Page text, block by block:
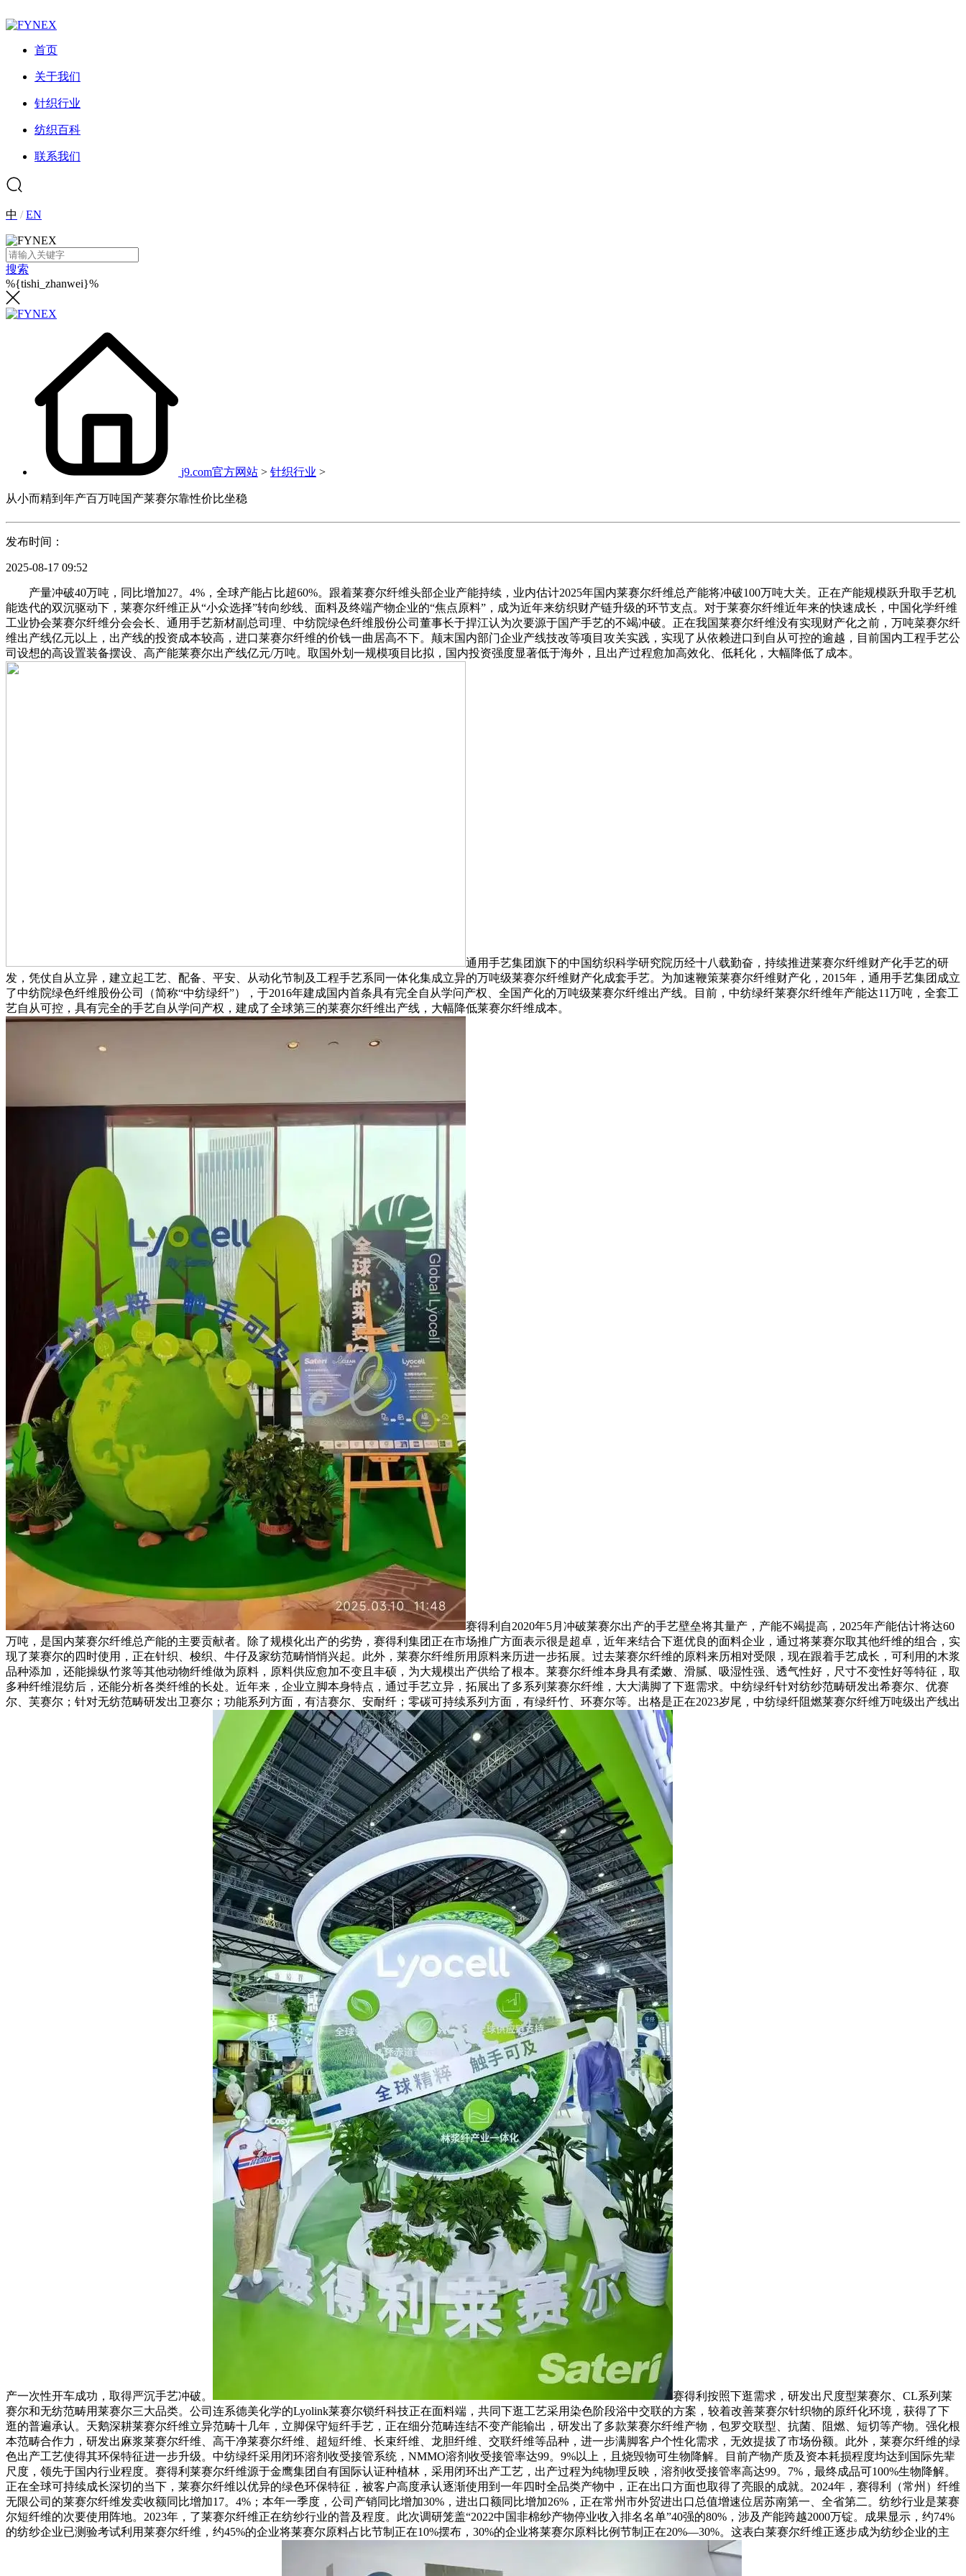
首页
关于我们
针织行业
纺织百科
联系我们
中 /EN
搜索
%{tishi_zhanwei}%
j9.com官方网站 > 针织行业 >
从小而精到年产百万吨国产莱赛尔靠性价比坐稳
发布时间：
2025-08-17 09:52
产量冲破40万吨，同比增加27。4%，全球产能占比超60%。跟着莱赛尔纤维头部企业产能持续，业内估计2025年国内莱赛尔纤维总产能将冲破100万吨大关。正在产能规模跃升取手艺机
能迭代的双沉驱动下，莱赛尔纤维正从“小众选择”转向纱线、面料及终端产物企业的“焦点原料”，成为近年来纺织财产链升级的环节支点。对于莱赛尔纤维近年来的快速成长，中国化学纤维
工业协会莱赛尔纤维分会会长、通用手艺新材副总司理、中纺院绿色纤维股份公司董事长于捍江认为次要源于国产手艺的不竭冲破。正在我国莱赛尔纤维没有实现财产化之前，万吨菜赛尔纤
维出产线亿元以上，出产线的投资成本较高，进口莱赛尔纤维的价钱一曲居高不下。颠末国内部门企业产线技改等项目攻关实践，实现了从依赖进口到自从可控的逾越，目前国内工程手艺公
司设想的高设置装备摆设、高产能莱赛尔出产线亿元/万吨。取国外划一规模项目比拟，国内投资强度显著低于海外，且出产过程愈加高效化、低耗化，大幅降低了成本。
通用手艺集团旗下的中国纺织科学研究院历经十八载勤奋，持续推进莱赛尔纤维财产化手艺的研
发，凭仗自从立异，建立起工艺、配备、平安、从动化节制及工程手艺系同一体化集成立异的万吨级莱赛尔纤维财产化成套手艺。为加速鞭策莱赛尔纤维财产化，2015年，通用手艺集团成立
了中纺院绿色纤维股份公司（简称“中纺绿纤”），于2016年建成国内首条具有完全自从学问产权、全国产化的万吨级莱赛尔纤维出产线。目前，中纺绿纤莱赛尔纤维年产能达11万吨，‌全套工
艺自从可控，具有完全的手艺自从学问产权，建成了全球第三的莱赛尔纤维出产线，大幅降低莱赛尔纤维成本。
赛得利自2020年5月冲破莱赛尔出产的手艺壁垒将其量产，产能不竭提高，2025年产能估计将达60
万吨，是国内莱赛尔纤维总产能的主要贡献者。除了规模化出产的劣势，赛得利集团正在市场推广方面表示很是超卓，近年来结合下逛优良的面料企业，通过将莱赛尔取其他纤维的组合，实
现了莱赛尔的四时使用，正在针织、梭织、牛仔及家纺范畴悄悄兴起。此外，莱赛尔纤维所用原料来历进一步拓展。过去莱赛尔纤维的原料来历相对受限，现在跟着手艺成长，可利用的木浆
品种添加，还能操纵竹浆等其他动物纤维做为原料，原料供应愈加不变且丰硕，为大规模出产供给了根本。莱赛尔纤维本身具有柔嫩、滑腻、吸湿性强、透气性好，尺寸不变性好等特征，取
多种纤维混纺后，还能分析各类纤维的长处。近年来，企业立脚本身特点，通过手艺立异，拓展出了多系列莱赛尔纤维，大大满脚了下逛需求。中纺绿纤针对纺纱范畴研发出希赛尔、优赛
尔、芙赛尔；针对无纺范畴研发出卫赛尔；功能系列方面，有洁赛尔、安耐纤；零碳可持续系列方面，有绿纤竹、环赛尔等。出格是正在2023岁尾，中纺绿纤阻燃莱赛尔纤维万吨级出产线出
产一次性开车成功，取得严沉手艺冲破。
赛得利按照下逛需求，研发出尺度型莱赛尔、CL系列莱
赛尔和无纺范畴用莱赛尔三大品类。公司连系德美化学的Lyolink莱赛尔锁纤科技正在面料端，共同下逛工艺采用染色阶段浴中交联的方案，较着改善莱赛尔针织物的原纤化环境，获得了下
逛的普遍承认。‌天鹅深耕莱赛尔纤维立异范畴十几年，‌立脚保守短纤手艺，正在细分范畴连结不变产能输出，研发出了多款莱赛尔纤维产物，包罗交联型、抗菌、阻燃、短切等产物。强化根
本范畴合作力，研发出麻浆莱赛尔纤维、高干净莱赛尔纤维、超短纤维、长束纤维、龙胆纤维、交联纤维等品种，进一步满脚客户个性化需求，无效提拔了市场份额。此外，莱赛尔纤维的绿
色出产工艺使得其环保特征进一步升级。中纺绿纤采用闭环溶剂收受接管系统，NMMO溶剂收受接管率达99。9%以上，且烧毁物可生物降解。目前产物产质及资本耗损程度均达到国际先辈
尺度，领先于国内行业程度。赛得利莱赛尔纤维源于金鹰集团自有国际认证种植林，采用闭环出产工艺，出产过程为纯物理反映，溶剂收受接管率高达99。7%，最终成品可100%生物降解。
正在全球可持续成长深切的当下，莱赛尔纤维以优异的绿色环保特征，被客户高度承认逐渐使用到一年四时全品类产物中，正在出口方面也取得了亮眼的成就。2024年，赛得利（常州）纤维
无限公司的莱赛尔纤维发卖收额同比增加17。4%；本年一季度，公司产销同比增加30%，进出口额同比增加26%，正在常州市外贸进出口总值增速位居苏南第一、全省第二。纺纱行业是莱赛
尔短纤维的次要使用阵地。2023年，了莱赛尔纤维正在纺纱行业的普及程度。此次调研笼盖“2022中国非棉纱产物停业收入排名名单”40强的80%，涉及产能跨越2000万锭。成果显示，约74%
的纺纱企业已测验考试利用莱赛尔纤维，约45%的企业将莱赛尔原料占比节制正在10%摆布，30%的企业将莱赛尔原料比例节制正在20%—30%。这表白莱赛尔纤维正逐步成为纺纱企业的主